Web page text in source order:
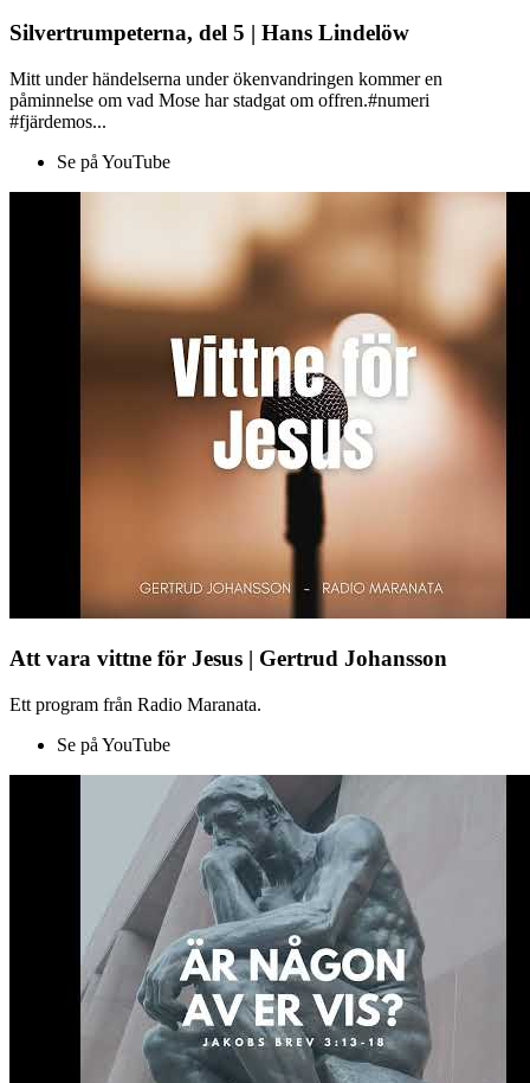
Silvertrumpeterna, del 5 | Hans Lindelöw
Mitt under händelserna under ökenvandringen kommer en
påminnelse om vad Mose har stadgat om offren.#numeri
#fjärdemos...
Se på YouTube
Att vara vittne för Jesus | Gertrud Johansson
Ett program från Radio Maranata.
Se på YouTube